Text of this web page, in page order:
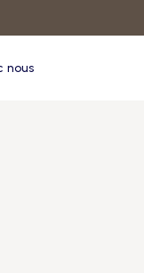
nous